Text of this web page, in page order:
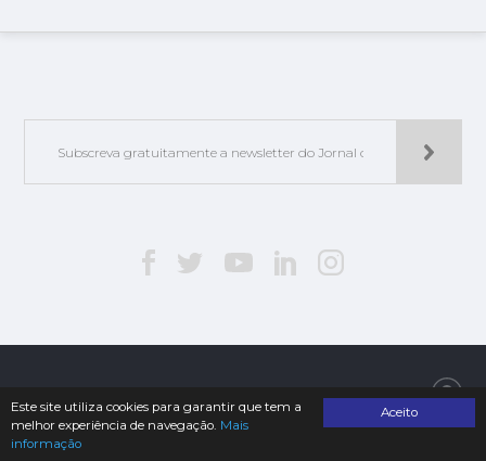
Aceito
Este site utiliza cookies para garantir que tem a
melhor experiência de navegação. Mais
informação